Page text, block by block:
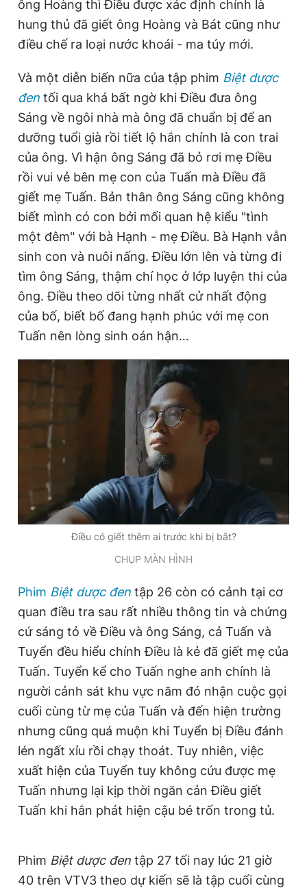
ông Hoàng thì Điều được xác định chính là
hung thủ đã giết ông Hoàng và Bát cũng như
điều chế ra loại nước khoái - ma túy mới.
Và một diễn biến nữa của tập phim Biệt dược
đen tối qua khá bất ngờ khi Điều đưa ông
Sáng về ngôi nhà mà ông đã chuẩn bị để an
dưỡng tuổi già rồi tiết lộ hắn chính là con trai
của ông. Vì hận ông Sáng đã bỏ rơi mẹ Điều
rồi vui vẻ bên mẹ con của Tuấn mà Điều đã
giết mẹ Tuấn. Bản thân ông Sáng cũng không
biết mình có con bởi mối quan hệ kiểu "tình
một đêm" với bà Hạnh - mẹ Điều. Bà Hạnh vẫn
sinh con và nuôi nấng. Điều lớn lên và từng đi
tìm ông Sáng, thậm chí học ở lớp luyện thi của
ông. Điều theo dõi từng nhất cử nhất động
của bố, biết bố đang hạnh phúc với mẹ con
Tuấn nên lòng sinh oán hận…
Điều có giết thêm ai trước khi bị bắt?
CHỤP MÀN HÌNH
Phim Biệt dược đen tập 26 còn có cảnh tại cơ
quan điều tra sau rất nhiều thông tin và chứng
cứ sáng tỏ về Điều và ông Sáng, cả Tuấn và
Tuyển đều hiểu chính Điều là kẻ đã giết mẹ của
Tuấn. Tuyển kể cho Tuấn nghe anh chính là
người cảnh sát khu vực năm đó nhận cuộc gọi
cuối cùng từ mẹ của Tuấn và đến hiện trường
nhưng cũng quá muộn khi Tuyển bị Điều đánh
lén ngất xỉu rồi chạy thoát. Tuy nhiên, việc
xuất hiện của Tuyển tuy không cứu được mẹ
Tuấn nhưng lại kịp thời ngăn cản Điều giết
Tuấn khi hắn phát hiện cậu bé trốn trong tủ.
Phim Biệt dược đen tập 27 tối nay lúc 21 giờ
40 trên VTV3 theo dự kiến sẽ là tập cuối cùng